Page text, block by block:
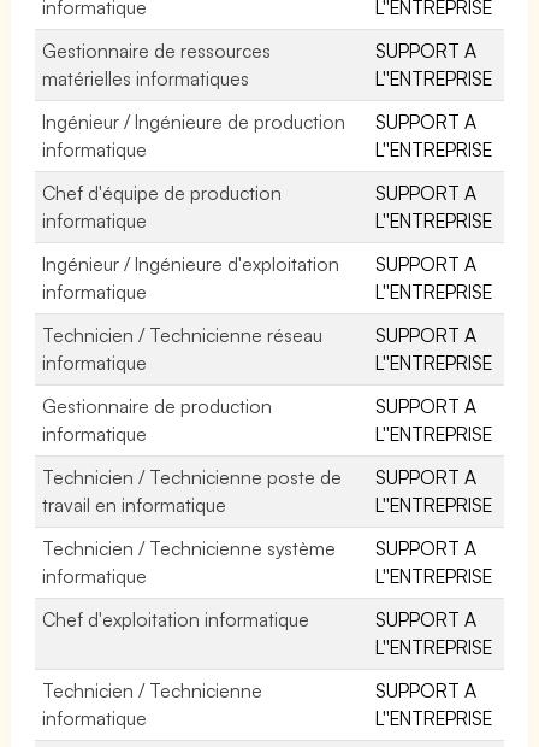
informatique
L''ENTREPRISE
Gestionnaire de ressources
matérielles informatiques
SUPPORT A
L''ENTREPRISE
Ingénieur / Ingénieure de production
informatique
SUPPORT A
L''ENTREPRISE
Chef d'équipe de production
informatique
SUPPORT A
L''ENTREPRISE
Ingénieur / Ingénieure d'exploitation
informatique
SUPPORT A
L''ENTREPRISE
Technicien / Technicienne réseau
informatique
SUPPORT A
L''ENTREPRISE
Gestionnaire de production
informatique
SUPPORT A
L''ENTREPRISE
Technicien / Technicienne poste de
travail en informatique
SUPPORT A
L''ENTREPRISE
Technicien / Technicienne système
informatique
SUPPORT A
L''ENTREPRISE
Chef d'exploitation informatique
SUPPORT A
L''ENTREPRISE
Technicien / Technicienne
informatique
SUPPORT A
L''ENTREPRISE